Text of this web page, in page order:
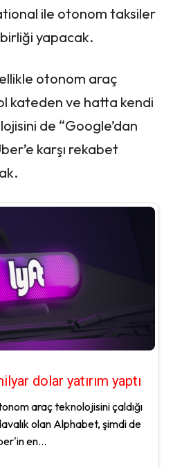
ile otonom taksiler
yapacak.
otonom araç
kateden ve hatta kendi
de “Google’dan
karşı rekabet
dolar yatırım yaptı
araç teknolojisini çaldığı
olan Alphabet, şimdi de
en...